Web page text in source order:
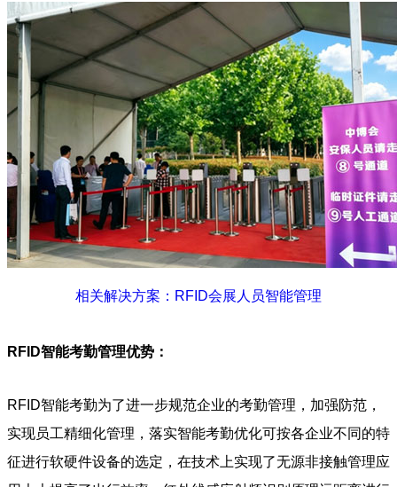
相关解决方案：RFID会展人员智能管理
RFID智能考勤管理优势：
RFID智能考勤为了进一步规范企业的考勤管理，加强防范，
实现员工精细化管理，落实智能考勤优化可按各企业不同的特
征进行软硬件设备的选定，在技术上实现了无源非接触管理应